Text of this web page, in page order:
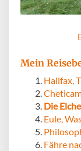
Mein
Halifax,
Die
Eule,
Fähre